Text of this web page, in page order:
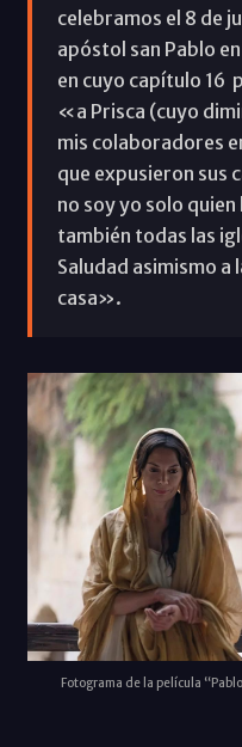
celebramos el 8 de
apóstol san Pablo
en cuyo capítulo 16
«a Prisca (cuyo
mis colaboradores
que expusieron sus
no soy yo solo
también todas las
Saludad asimismo a
casa».
Fotograma de la película